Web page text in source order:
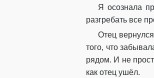
Я осознала
разгребать все
Отец
того, что
рядом. И не
как отец ушёл.